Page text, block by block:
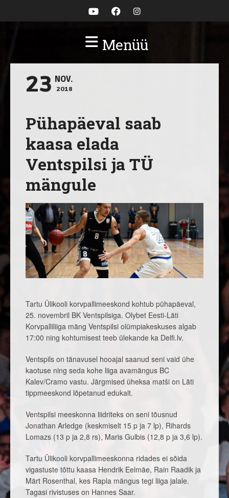
Menüü
23 NOV.
2018
Pühapäeval saab
kaasa elada
Ventspilsi ja TÜ
mängule
Tartu Ülikooli korvpallimeeskond kohtub pühapäeval,
25. novembril BK Ventspilsiga. Olybet Eesti-Läti
Korvpalliliiga mäng Ventspilsi olümpiakeskuses algab
17:00 ning kohtumisest teeb ülekande ka Delfi.lv.
Ventspils on tänavusel hooajal saanud seni vaid ühe
kaotuse ning seda kohe liiga avamängus BC
Kalev/Cramo vastu. Järgmised üheksa matši on Läti
tippmeeskond lõpetanud edukalt.
Ventspilsi meeskonna liidriteks on seni tõusnud
Jonathan Arledge (keskmiselt 15 p ja 7 lp), Rihards
Lomazs (13 p ja 2,8 rs), Maris Gulbis (12,8 p ja 3,6 lp).
Tartu Ülikooli korvpallimeeskonna ridades ei sõida
vigastuste tõttu kaasa Hendrik Eelmäe, Rain Raadik ja
Märt Rosenthal, kes Rapla mängus tegi liiga jalale.
Tagasi rivistuses on Hannes Saar.